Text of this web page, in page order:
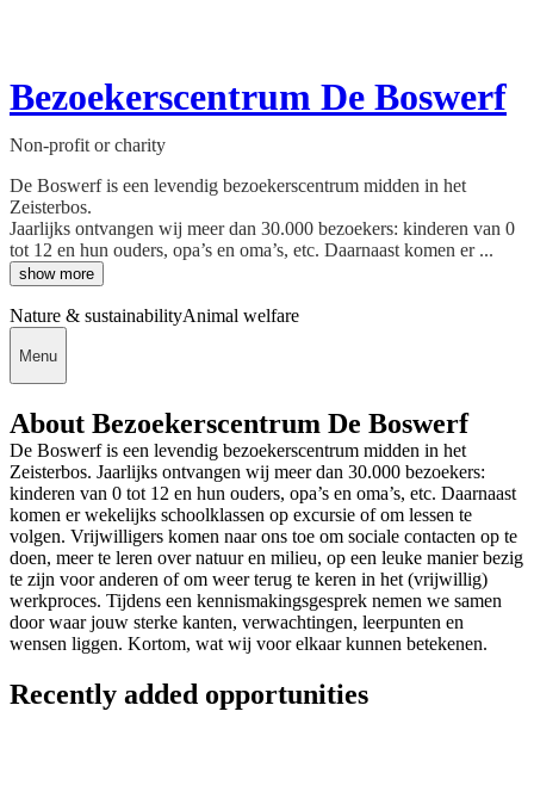
Bezoekerscentrum De Boswerf
Non-profit or charity
De Boswerf is een levendig bezoekerscentrum midden in het
Zeisterbos.
Jaarlijks ontvangen wij meer dan 30.000 bezoekers: kinderen van 0
tot 12 en hun ouders, opa’s en oma’s, etc. Daarnaast komen er ...
show more
Nature & sustainabilityAnimal welfare
Menu
About Bezoekerscentrum De Boswerf
De Boswerf is een levendig bezoekerscentrum midden in het
Zeisterbos. Jaarlijks ontvangen wij meer dan 30.000 bezoekers:
kinderen van 0 tot 12 en hun ouders, opa’s en oma’s, etc. Daarnaast
komen er wekelijks schoolklassen op excursie of om lessen te
volgen. Vrijwilligers komen naar ons toe om sociale contacten op te
doen, meer te leren over natuur en milieu, op een leuke manier bezig
te zijn voor anderen of om weer terug te keren in het (vrijwillig)
werkproces. Tijdens een kennismakingsgesprek nemen we samen
door waar jouw sterke kanten, verwachtingen, leerpunten en
wensen liggen. Kortom, wat wij voor elkaar kunnen betekenen.
Recently added opportunities